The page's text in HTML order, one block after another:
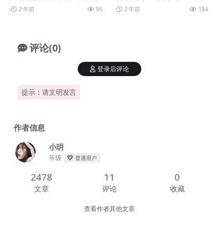
球第二期拍摄剪辑训练营 .mp4 2.3
2G...2 年前 96
插件·素材·预设」.zip 1.2...
2 年前 184
评论(0)
提示：请文明发言
登录后评论
作者信息
小玥
等级 普通用户
2478
文章
11
评论
0
收藏
查看作者其他文章